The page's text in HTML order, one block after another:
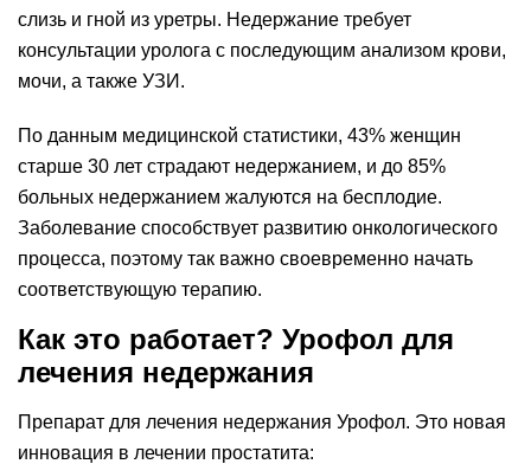
слизь и гной из уретры. Недержание требует
консультации уролога с последующим анализом крови,
мочи, а также УЗИ.
По данным медицинской статистики, 43% женщин
старше 30 лет страдают недержанием, и до 85%
больных недержанием жалуются на бесплодие.
Заболевание способствует развитию онкологического
процесса, поэтому так важно своевременно начать
соответствующую терапию.
Как это работает? Урофол для
лечения недержания
Препарат для лечения недержания Урофол. Это новая
инновация в лечении простатита: